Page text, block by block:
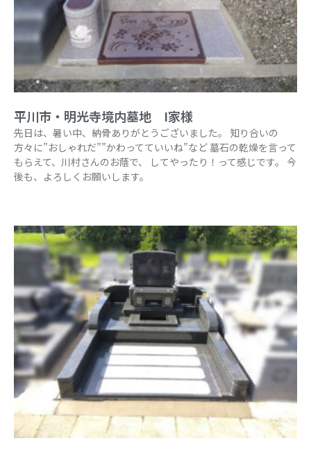
平川市・明光寺境内墓地 I家様
先日は、暑い中、納骨ありがとうございました。 知り合いの
方々に”おしゃれだ””かわってていいね”など 墓石の乾燥を言って
もらえて、川村さんのお蔭で、 してやったり！って感じです。 今
後も、よろしくお願いします。